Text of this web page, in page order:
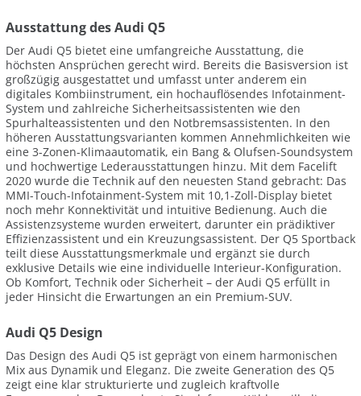
Ausstattung des Audi Q5
Der Audi Q5 bietet eine umfangreiche Ausstattung, die
höchsten Ansprüchen gerecht wird. Bereits die Basisversion ist
großzügig ausgestattet und umfasst unter anderem ein
digitales Kombiinstrument, ein hochauflösendes Infotainment-
System und zahlreiche Sicherheitsassistenten wie den
Spurhalteassistenten und den Notbremsassistenten. In den
höheren Ausstattungsvarianten kommen Annehmlichkeiten wie
eine 3-Zonen-Klimaautomatik, ein Bang & Olufsen-Soundsystem
und hochwertige Lederausstattungen hinzu. Mit dem Facelift
2020 wurde die Technik auf den neuesten Stand gebracht: Das
MMI-Touch-Infotainment-System mit 10,1-Zoll-Display bietet
noch mehr Konnektivität und intuitive Bedienung. Auch die
Assistenzsysteme wurden erweitert, darunter ein prädiktiver
Effizienzassistent und ein Kreuzungsassistent. Der Q5 Sportback
teilt diese Ausstattungsmerkmale und ergänzt sie durch
exklusive Details wie eine individuelle Interieur-Konfiguration.
Ob Komfort, Technik oder Sicherheit – der Audi Q5 erfüllt in
jeder Hinsicht die Erwartungen an ein Premium-SUV.
Audi Q5 Design
Das Design des Audi Q5 ist geprägt von einem harmonischen
Mix aus Dynamik und Eleganz. Die zweite Generation des Q5
zeigt eine klar strukturierte und zugleich kraftvolle